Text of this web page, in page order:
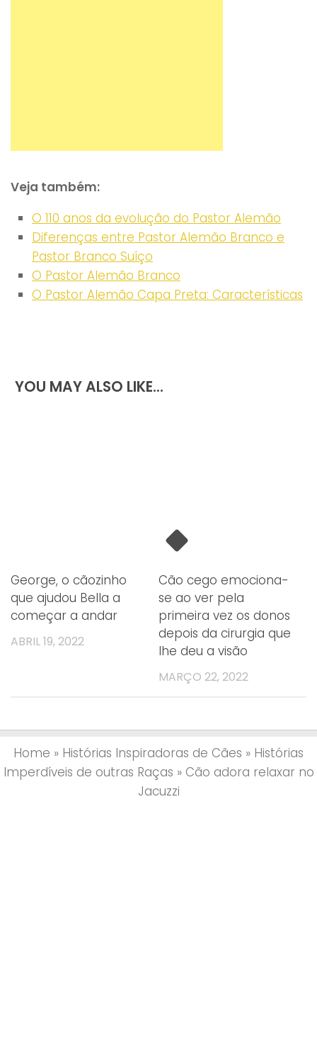
Veja também:
O 110 anos da evolução do Pastor Alemão
Diferenças entre Pastor Alemão Branco e
Pastor Branco Suíço
O Pastor Alemão Branco
O Pastor Alemão Capa Preta: Características
YOU MAY ALSO LIKE...
George, o cãozinho
que ajudou Bella a
começar a andar
ABRIL 19, 2022
Cão cego emociona-
se ao ver pela
primeira vez os donos
depois da cirurgia que
lhe deu a visão
MARÇO 22, 2022
Home » Histórias Inspiradoras de Cães » Histórias
Imperdíveis de outras Raças » Cão adora relaxar no
Jacuzzi